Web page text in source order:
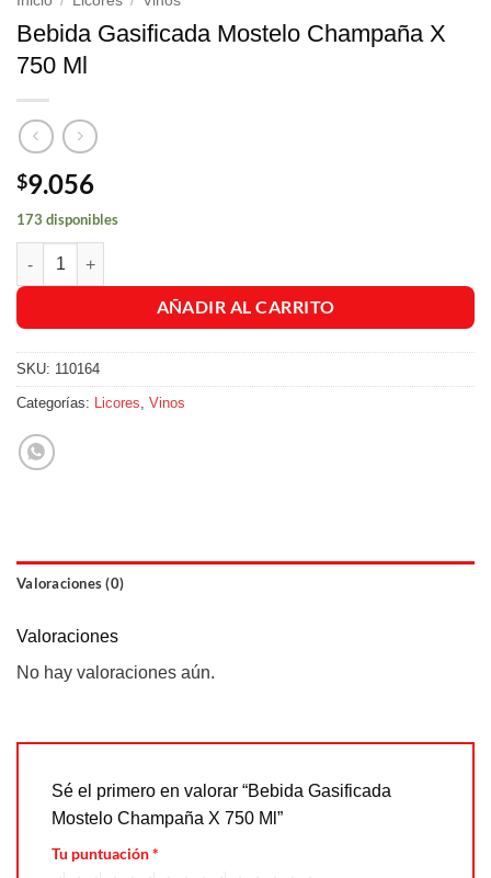
Bebida Gasificada Mostelo Champaña X
750 Ml
$9.056
173 disponibles
Bebida Gasificada Mostelo Champaña X 750 Ml cantidad
AÑADIR AL CARRITO
SKU: 110164
Categorías: Licores Vinos
Valoraciones (0)
Valoraciones
No hay valoraciones aún.
Sé el primero en valorar “Bebida Gasificada
Mostelo Champaña X 750 Ml”
Tu puntuación*